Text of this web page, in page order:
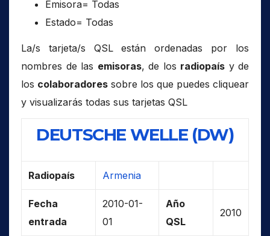
Emisora= Todas
Estado= Todas
La/s tarjeta/s QSL están ordenadas por los
nombres de las emisoras, de los radiopaís y de
los colaboradores sobre los que puedes cliquear
y visualizarás todas sus tarjetas QSL
DEUTSCHE WELLE (DW)
Radiopaís Armenia
Fecha
entrada
2010-01-
01
Año
QSL
2010